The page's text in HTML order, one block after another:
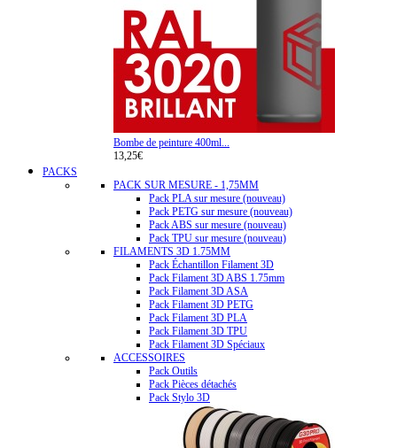
Bombe de peinture 400ml...
13,25€
PACKS
PACK SUR MESURE - 1,75MM
Pack PLA sur mesure (nouveau)
Pack PETG sur mesure (nouveau)
Pack ABS sur mesure (nouveau)
Pack TPU sur mesure (nouveau)
FILAMENTS 3D 1.75MM
Pack Échantillon Filament 3D
Pack Filament 3D ABS 1.75mm
Pack Filament 3D ASA
Pack Filament 3D PETG
Pack Filament 3D PLA
Pack Filament 3D TPU
Pack Filament 3D Spéciaux
ACCESSOIRES
Pack Outils
Pack Pièces détachés
Pack Stylo 3D